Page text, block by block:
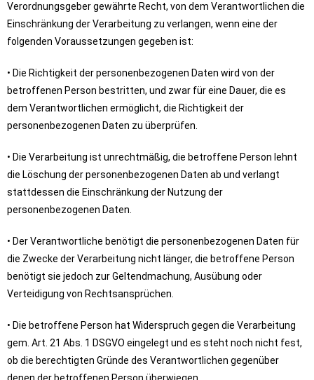
Verordnungsgeber gewährte Recht, von dem Verantwortlichen die
Einschränkung der Verarbeitung zu verlangen, wenn eine der
folgenden Voraussetzungen gegeben ist:
• Die Richtigkeit der personenbezogenen Daten wird von der
betroffenen Person bestritten, und zwar für eine Dauer, die es
dem Verantwortlichen ermöglicht, die Richtigkeit der
personenbezogenen Daten zu überprüfen.
• Die Verarbeitung ist unrechtmäßig, die betroffene Person lehnt
die Löschung der personenbezogenen Daten ab und verlangt
stattdessen die Einschränkung der Nutzung der
personenbezogenen Daten.
• Der Verantwortliche benötigt die personenbezogenen Daten für
die Zwecke der Verarbeitung nicht länger, die betroffene Person
benötigt sie jedoch zur Geltendmachung, Ausübung oder
Verteidigung von Rechtsansprüchen.
• Die betroffene Person hat Widerspruch gegen die Verarbeitung
gem. Art. 21 Abs. 1 DSGVO eingelegt und es steht noch nicht fest,
ob die berechtigten Gründe des Verantwortlichen gegenüber